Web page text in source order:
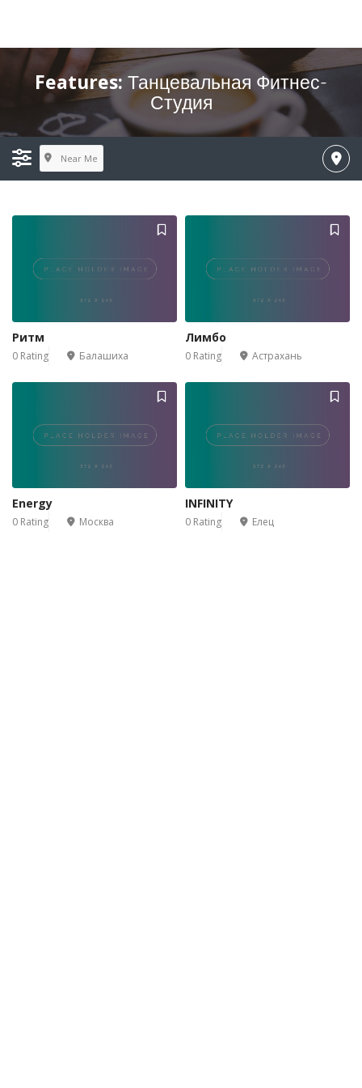
Features: Танцевальная Фитнес-
Студия
Near Me
Ритм
0 Rating Балашиха
Лимбо
0 Rating Астрахань
Energy
0 Rating Москва
INFINITY
0 Rating Елец